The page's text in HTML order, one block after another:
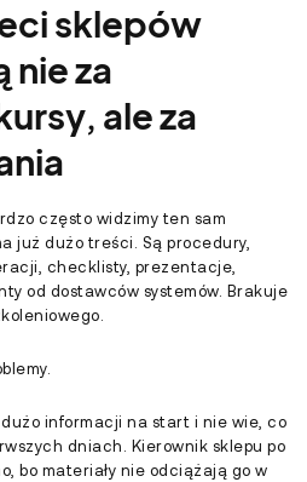
sklepów
za
ale za
często widzimy ten sam
już dużo treści. Są procedury,
checklisty, prezentacje,
od dostawców systemów. Brakuje
informacji na start i nie wie, co
dniach. Kierownik sklepu po
bo materiały nie odciążają go w